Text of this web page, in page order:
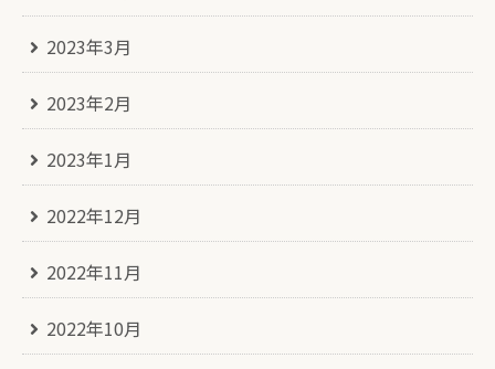
2023年3月
2023年2月
2023年1月
2022年12月
2022年11月
2022年10月